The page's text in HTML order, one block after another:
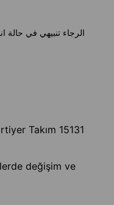
الرجاء تنبيهي في حالة
Takım 15131
değişim ve